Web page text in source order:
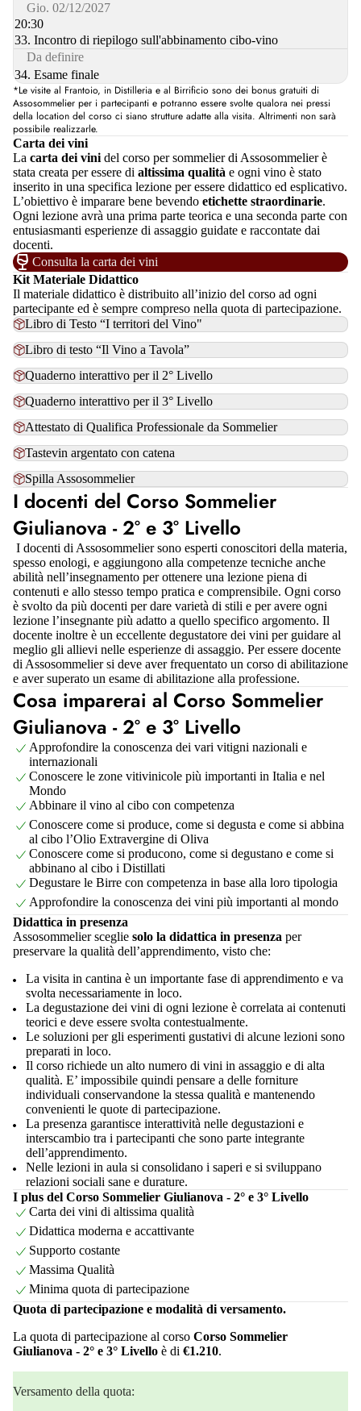
Gio. 02/12/2027
20:30
33. Incontro di riepilogo sull'abbinamento cibo-vino
Da definire
34. Esame finale
*Le visite al Frantoio, in Distilleria e al Birrificio sono dei bonus gratuiti di
Assosommelier per i partecipanti e potranno essere svolte qualora nei pressi
della location del corso ci siano strutture adatte alla visita. Altrimenti non sarà
possibile realizzarle.
Carta dei vini
La carta dei vini del corso per sommelier di Assosommelier è
stata creata per essere di altissima qualità e ogni vino è stato
inserito in una specifica lezione per essere didattico ed esplicativo.
L’obiettivo è imparare bene bevendo etichette straordinarie.
Ogni lezione avrà una prima parte teorica e una seconda parte con
entusiasmanti esperienze di assaggio guidate e raccontate dai
docenti.
Consulta la carta dei vini
Kit Materiale Didattico
Il materiale didattico è distribuito all’inizio del corso ad ogni
partecipante ed è sempre compreso nella quota di partecipazione.
Libro di Testo “I territori del Vino"
Libro di testo “Il Vino a Tavola”
Quaderno interattivo per il 2° Livello
Quaderno interattivo per il 3° Livello
Attestato di Qualifica Professionale da Sommelier
Tastevin argentato con catena
Spilla Assosommelier
I docenti del Corso Sommelier
Giulianova - 2° e 3° Livello
I docenti di Assosommelier sono esperti conoscitori della materia,
spesso enologi, e aggiungono alla competenze tecniche anche
abilità nell’insegnamento per ottenere una lezione piena di
contenuti e allo stesso tempo pratica e comprensibile. Ogni corso
è svolto da più docenti per dare varietà di stili e per avere ogni
lezione l’insegnante più adatto a quello specifico argomento. Il
docente inoltre è un eccellente degustatore dei vini per guidare al
meglio gli allievi nelle esperienze di assaggio. Per essere docente
di Assosommelier si deve aver frequentato un corso di abilitazione
e aver superato un esame di abilitazione alla professione.
Cosa imparerai al Corso Sommelier
Giulianova - 2° e 3° Livello
Approfondire la conoscenza dei vari vitigni nazionali e
internazionali
Conoscere le zone vitivinicole più importanti in Italia e nel
Mondo
Abbinare il vino al cibo con competenza
Conoscere come si produce, come si degusta e come si abbina
al cibo l’Olio Extravergine di Oliva
Conoscere come si producono, come si degustano e come si
abbinano al cibo i Distillati
Degustare le Birre con competenza in base alla loro tipologia
Approfondire la conoscenza dei vini più importanti al mondo
Didattica in presenza
Assosommelier sceglie solo la didattica in presenza per
preservare la qualità dell’apprendimento, visto che:
La visita in cantina è un importante fase di apprendimento e va
svolta necessariamente in loco.
La degustazione dei vini di ogni lezione è correlata ai contenuti
teorici e deve essere svolta contestualmente.
Le soluzioni per gli esperimenti gustativi di alcune lezioni sono
preparati in loco.
Il corso richiede un alto numero di vini in assaggio e di alta
qualità. E’ impossibile quindi pensare a delle forniture
individuali conservandone la stessa qualità e mantenendo
convenienti le quote di partecipazione.
La presenza garantisce interattività nelle degustazioni e
interscambio tra i partecipanti che sono parte integrante
dell’apprendimento.
Nelle lezioni in aula si consolidano i saperi e si sviluppano
relazioni sociali sane e durature.
I plus del Corso Sommelier Giulianova - 2° e 3° Livello
Carta dei vini di altissima qualità
Didattica moderna e accattivante
Supporto costante
Massima Qualità
Minima quota di partecipazione
Quota di partecipazione e modalità di versamento.
La quota di partecipazione al corso Corso Sommelier
Giulianova - 2° e 3° Livello è di €1.210.
Versamento della quota: